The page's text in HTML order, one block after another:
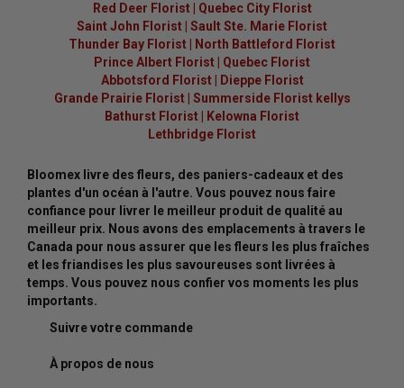
Red Deer Florist| Quebec City Florist
Saint John Florist Sault Ste. Marie Florist
Thunder Bay Florist
North Battleford Florist
Prince Albert Florist
Quebec Florist
Abbotsford Florist|
Dieppe Florist
Grande Prairie Florist| Summerside Florist kellys
Bathurst Florist
Kelowna Florist
Lethbridge Florist
Bloomex livre des fleurs, des paniers-cadeaux et des
plantes d'un océan à l'autre. Vous pouvez nous faire
confiance pour livrer le meilleur produit de qualité au
meilleur prix. Nous avons des emplacements à travers le
Canada pour nous assurer que les fleurs les plus fraîches
et les friandises les plus savoureuses sont livrées à
temps. Vous pouvez nous confier vos moments les plus
importants.
Suivre votre commande
À propos de nous